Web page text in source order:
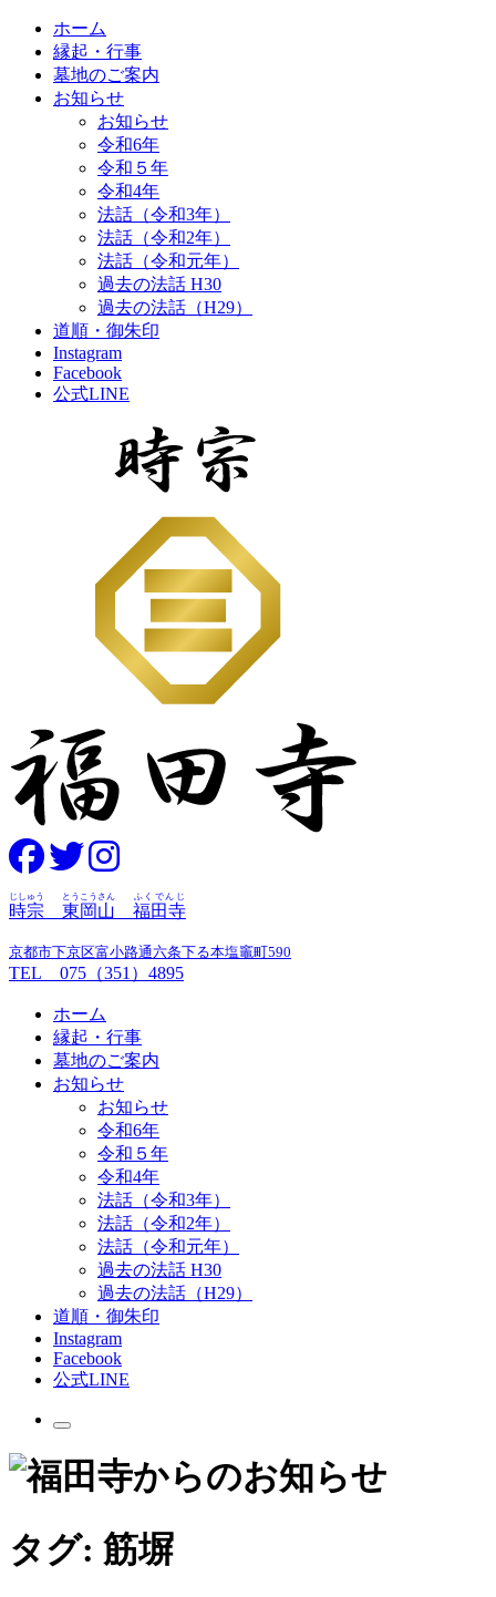
ホーム
縁起・行事
墓地のご案内
お知らせ
お知らせ
令和6年
令和５年
令和4年
法話（令和3年）
法話（令和2年）
法話（令和元年）
過去の法話 H30
過去の法話（H29）
道順・御朱印
Instagram
Facebook
公式LINE
時宗
じしゅう
東岡山
とうこうさん
福田寺
ふくでんじ
京都市下京区富小路通六条下る本塩竈町590
TEL 075（351）4895
ホーム
縁起・行事
墓地のご案内
お知らせ
お知らせ
令和6年
令和５年
令和4年
法話（令和3年）
法話（令和2年）
法話（令和元年）
過去の法話 H30
過去の法話（H29）
道順・御朱印
Instagram
Facebook
公式LINE
タグ: 筋塀